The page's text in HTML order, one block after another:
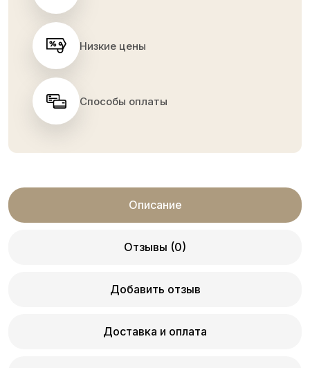
Низкие цены
Способы оплаты
Описание
Отзывы (0)
Добавить отзыв
Доставка и оплата